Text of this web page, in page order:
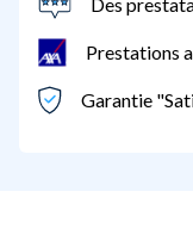
Prestations
Garantie